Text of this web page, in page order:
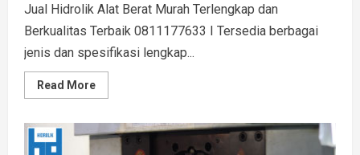
Jual Hidrolik Alat Berat Murah Terlengkap dan
Berkualitas Terbaik 0811177633 I Tersedia berbagai
jenis dan spesifikasi lengkap...
Read MoreRead
more
Hidrolik
Alat